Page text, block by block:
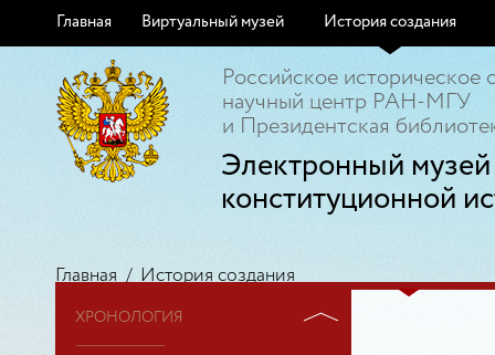
Главная Виртуальный музей История создания
Российское историческое
научный центр РАН-МГУ
и Президентская
Электронный музей
конституционной
Главная / История создания
ХРОНОЛОГИЯ
1991
1992
1993
1994
1995
1996